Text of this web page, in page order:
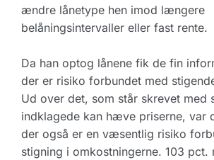
ændre lånetype hen imod længere
belåningsintervaller eller fast rente.
Da han optog lånene fik de fin
der er risiko forbundet med
Ud over det, som står skrevet med
indklagede kan hæve priserne, var
der også er en væsentlig risiko
stigning i omkostningerne. 103 pct.